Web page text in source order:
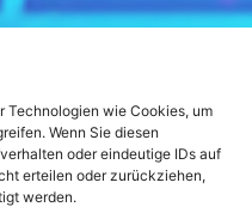
Technologien wie Cookies, um
Wenn Sie diesen
oder eindeutige IDs auf
erteilen oder zurückziehen,
werden.